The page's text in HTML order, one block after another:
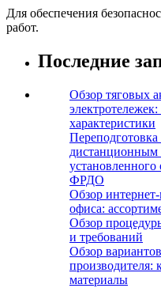
Для обеспечения
работ.
Последние
Обзор тяговых
характеристики
ФРДО
Обзор
офиса:
Обзор
и требований
Обзор
производителя:
материалы